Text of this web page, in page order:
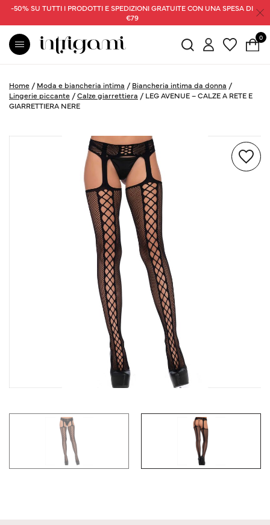
-50% SU TUTTI I PRODOTTI E SPEDIZIONI GRATUITE CON UNA SPESA DI
€79
0
Home / Moda e biancheria intima / Biancheria intima da donna /
Lingerie piccante /Calze giarrettiera / LEG AVENUE – CALZE A RETE E
GIARRETTIERA NERE